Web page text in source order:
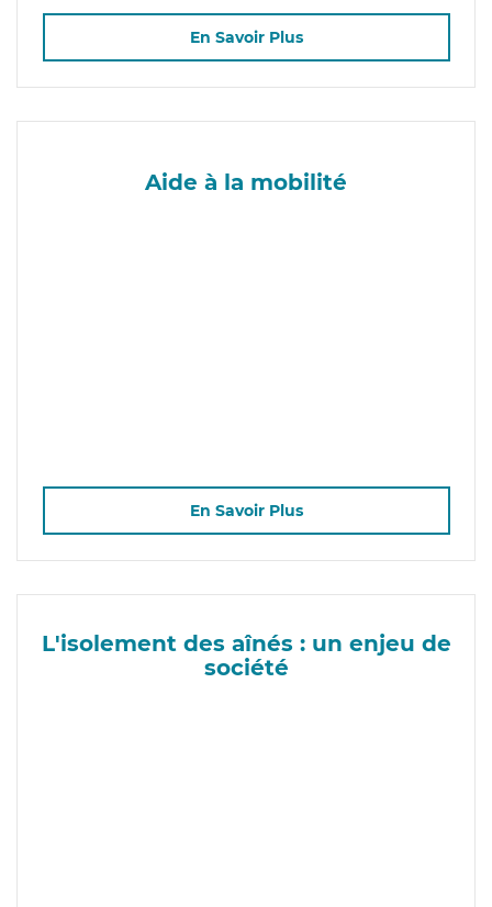
En Savoir Plus
Aide à la mobilité
En Savoir Plus
L'isolement des aînés : un enjeu de
société